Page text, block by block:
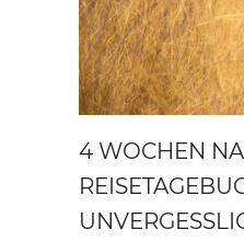
4 WOCHEN